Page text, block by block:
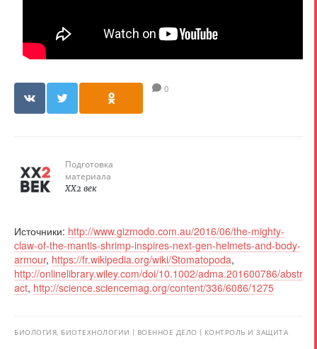
0
Подготовка
материала
XX2 век
Источники: http://www.gizmodo.com.au/2016/06/the-mighty-
claw-of-the-mantis-shrimp-inspires-next-gen-helmets-and-body-
armour, https://fr.wikipedia.org/wiki/Stomatopoda,
http://onlinelibrary.wiley.com/doi/10.1002/adma.201600786/abstr
act, http://science.sciencemag.org/content/336/6086/1275
БИОЛОГИЯ, БИОТЕХНОЛОГИИ ВОЕННОЕ ДЕЛО КОНТРОЛЬ И ЗАЩИТА